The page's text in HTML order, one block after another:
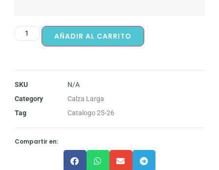
AÑADIR AL CARRITO
SKU
N/A
Category
Calza Larga
Tag
Catalogo 25-26
Compartir en: